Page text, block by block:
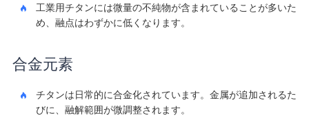
工業用チタンには微量の不純物が含まれていることが多いた
め、融点はわずかに低くなります。
合金元素
チタンは日常的に合金化されています。金属が追加されるた
びに、融解範囲が微調整されます。